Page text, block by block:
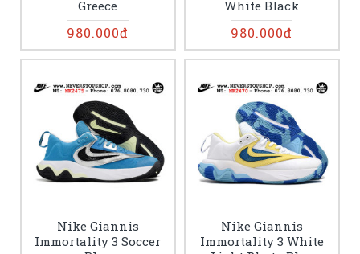
Greece
980.000đ
White Black
980.000đ
Nike Giannis
Immortality 3 Soccer
Nike Giannis
Immortality 3 White